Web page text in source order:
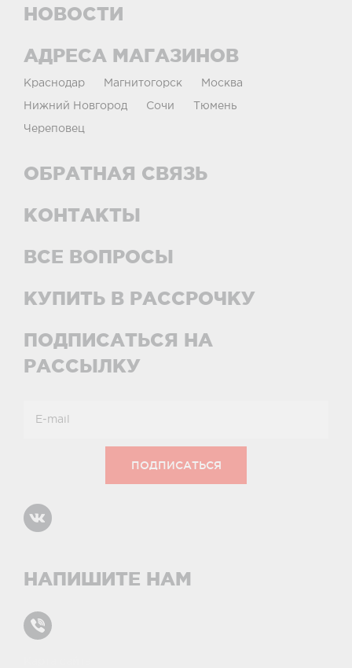
НОВОСТИ
АДРЕСА МАГАЗИНОВ
Краснодар Магнитогорск Москва
Нижний Новгород Сочи Тюмень
Череповец
ОБРАТНАЯ СВЯЗЬ
КОНТАКТЫ
ВСЕ ВОПРОСЫ
КУПИТЬ В РАССРОЧКУ
ПОДПИСАТЬСЯ НА
РАССЫЛКУ
НАПИШИТЕ НАМ